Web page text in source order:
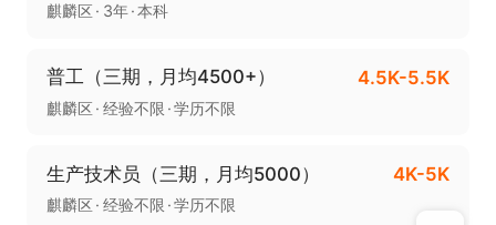
麒麟区 3年 本科
普工（三期，月均4500+） 4.5K-5.5K
麒麟区 经验不限 学历不限
生产技术员（三期，月均5000） 4K-5K
麒麟区 经验不限 学历不限